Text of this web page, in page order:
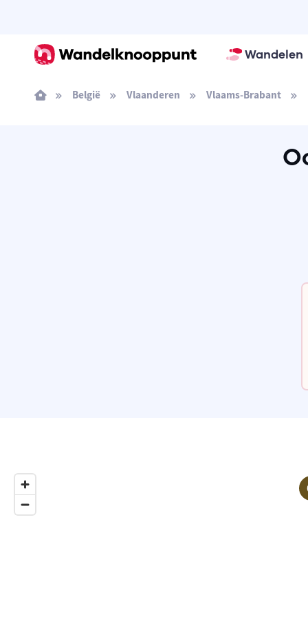
Wandelen
België Vlaanderen Vlaams-Brabant